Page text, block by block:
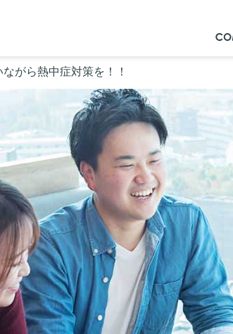
がら熱中症対策を！！